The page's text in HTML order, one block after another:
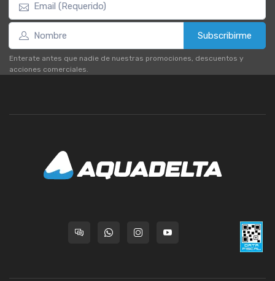
Subscribirme
Enterate antes que nadie de nuestras promociones, descuentos y
acciones comerciales.